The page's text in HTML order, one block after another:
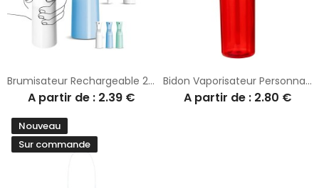
Brumisateur Rechargeable 20 cl - Personnalisé pour Bien-être et Fraîcheur
A partir de : 2.39 €
Bidon Vaporisateur Personnalisé pour le Bien-Être - Fluxi
A partir de : 2.80 €
Nouveau
Sur commande